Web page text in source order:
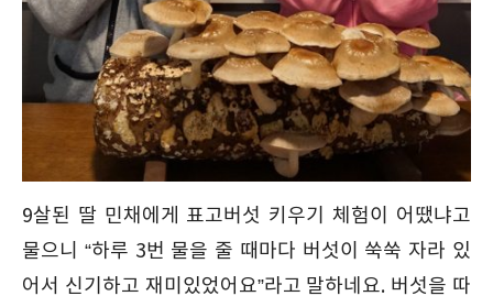
9살된 딸 민채에게 표고버섯 키우기 체험이 어땠냐고
물으니 “하루 3번 물을 줄 때마다 버섯이 쑥쑥 자라 있
어서 신기하고 재미있었어요”라고 말하네요. 버섯을 따